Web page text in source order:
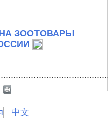
ЗООТОВАРЫ
中文